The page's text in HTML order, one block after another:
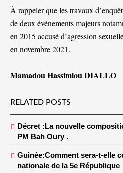
À rappeler que les travaux
de deux événements majeurs
en 2015 accusé d’agression
en novembre 2021.
Mamadou Hassimiou DIALLO
RELATED POSTS
Décret :La nouvelle
PM Bah Oury .
Guinée:Comment sera-t-elle
nationale de la 5e République